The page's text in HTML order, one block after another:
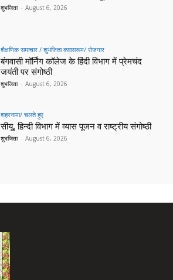
शुभजिता - August 6, 2026
शैक्षणिक समाचार / शुभजिता क्सासरूम/ रोजगार
बंगवासी मॉर्निंग कॉलेज के हिंदी विभाग में प्रेमचंद
जयंती पर संगोष्ठी
शुभजिता - August 6, 2026
शहरनामा/ चलते हुए
सीयू, हिन्दी विभाग में व्यास पूजन व राष्ट्रीय संगोष्ठी
शुभजिता - August 6, 2026